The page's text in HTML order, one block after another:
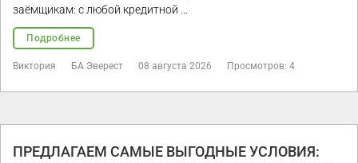
заёмщикам: с любой кредитной …
Подробнее
Виктория БА Эверест 08 августа 2026 Просмотров: 4
ПРЕДЛАГАЕМ САМЫЕ ВЫГОДНЫЕ УСЛОВИЯ: